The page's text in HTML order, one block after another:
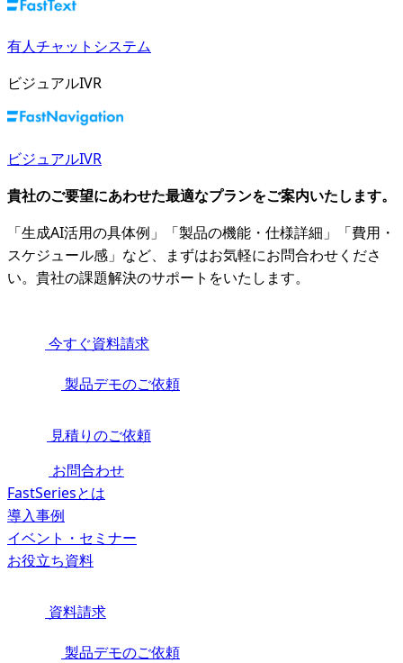
有人チャットシステム
ビジュアルIVR
ビジュアルIVR
貴社のご要望にあわせた最適なプランをご案内いたします。
「生成AI活用の具体例」「製品の機能・仕様詳細」「費用・
スケジュール感」など、まずはお気軽にお問合わせくださ
い。貴社の課題解決のサポートをいたします。
今すぐ資料請求
製品デモのご依頼
見積りのご依頼
お問合わせ
FastSeriesとは
導入事例
イベント・セミナー
お役立ち資料
資料請求
製品デモのご依頼